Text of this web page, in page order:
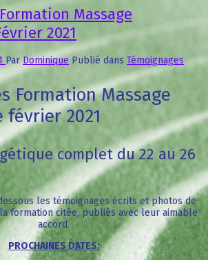
Massage
2021
ParDominique Publié dans Témoignages
Formation Massage
2021
complet du 22 au 26
les témoignages écrits et photos de
formation citée, publiés avec leur aimable
accord.
PROCHAINES DATES: